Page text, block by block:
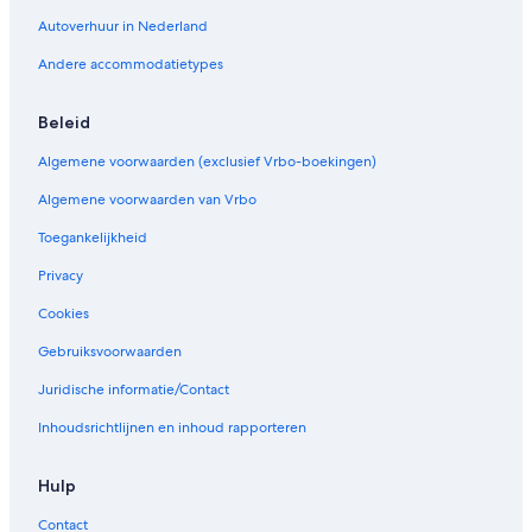
b
u
t
a
Autoverhuur in Nederland
Andere accommodatietypes
Beleid
Algemene voorwaarden (exclusief Vrbo-boekingen)
Algemene voorwaarden van Vrbo
Toegankelijkheid
Privacy
Cookies
Gebruiksvoorwaarden
Juridische informatie/Contact
Inhoudsrichtlijnen en inhoud rapporteren
Hulp
Contact